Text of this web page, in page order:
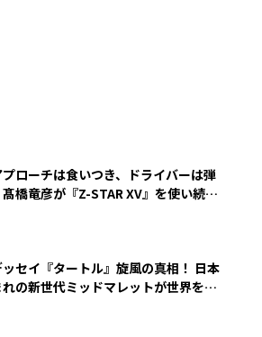
プローチは食いつき、ドライバーは弾
髙橋竜彦が『Z-STAR XV』を使い続け
セイ『タートル』旋風の真相！ 日本
の新世代ミッドマレットが世界を席